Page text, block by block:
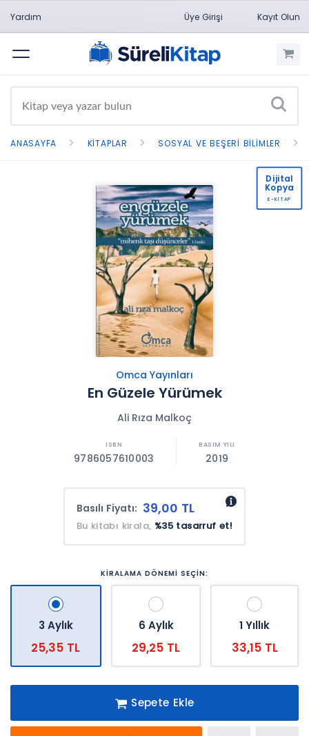
Yardım Üye Girişi Kayıt Olun
Menü
ANASAYFA KITAPLAR SOSYAL VE BEŞERI BILIMLER
Omca Yayınları
En Güzele Yürümek
Ali Rıza Malkoç
9786057610003 2019
Basılı Fiyatı: 39,00 TL
Bu kitabı kirala, %35 tasarruf et!
KİRALAMA DÖNEMİ SEÇİN:
3 Aylık
25,35 TL
6 Aylık
29,25 TL
1 Yıllık
33,15 TL
Sepete Ekle
Dijital
Kopya
E-KİTAP